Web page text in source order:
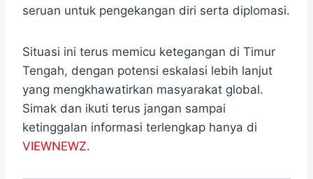
seruan untuk pengekangan diri serta diplomasi.
Situasi ini terus memicu ketegangan di Timur
Tengah, dengan potensi eskalasi lebih lanjut
yang mengkhawatirkan masyarakat global.
Simak dan ikuti terus jangan sampai
ketinggalan informasi terlengkap hanya di
VIEWNEWZ.